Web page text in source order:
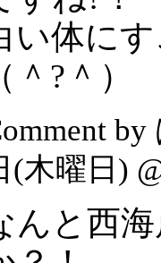
い体に
（＾?＾）
(木曜日)
んと西